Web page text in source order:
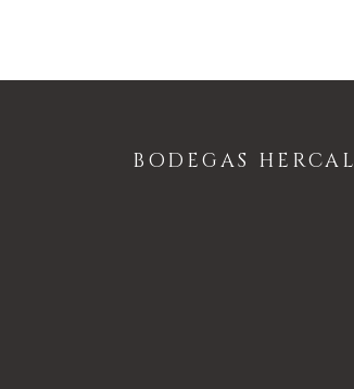
BODEGAS HERCAL